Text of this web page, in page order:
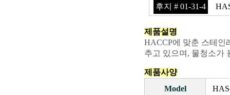
후지 # 01-31-4
제품설명
HACCP에 맞춘 스테인
추고 있으며, 물청소가
제품사양
Model